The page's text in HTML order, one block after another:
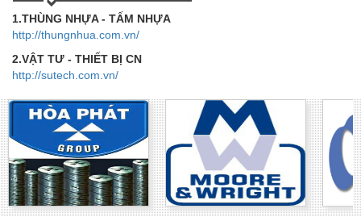
1.THÙNG NHỰA - TẤM NHỰA
http://thungnhua.com.vn/
2.VẬT TƯ - THIẾT BỊ CN
http://sutech.com.vn/